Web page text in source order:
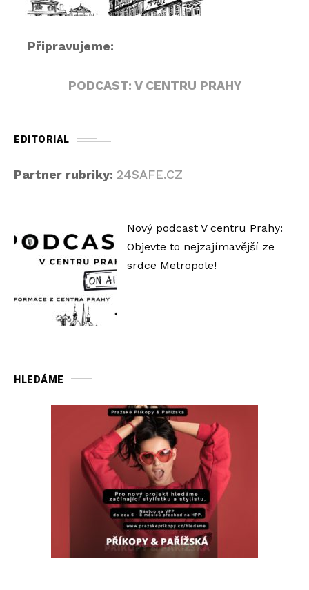
Připravujeme:
PODCAST: V CENTRU PRAHY
EDITORIAL
Partner rubriky: 24SAFE.CZ
Nový podcast V centru Prahy:
Objevte to nejzajímavější ze
srdce Metropole!
HLEDÁME